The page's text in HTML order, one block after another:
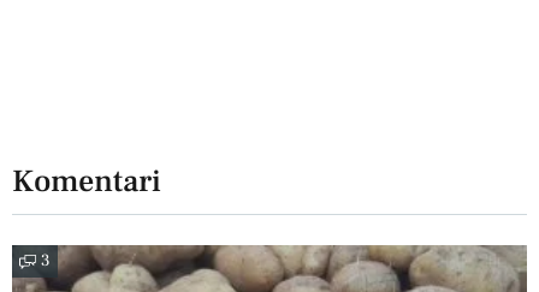
Komentari
3